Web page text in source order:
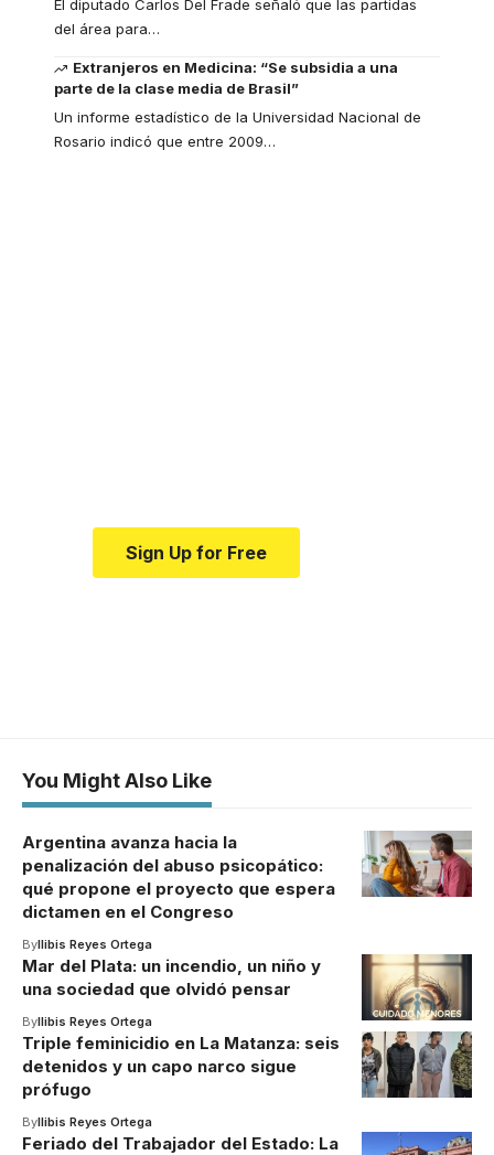
El diputado Carlos Del Frade señaló que las partidas
del área para…
Extranjeros en Medicina: “Se subsidia a una
parte de la clase media de Brasil”
Un informe estadístico de la Universidad Nacional de
Rosario indicó que entre 2009…
Sign Up for Free
You Might Also Like
Argentina avanza hacia la
penalización del abuso psicopático:
qué propone el proyecto que espera
dictamen en el Congreso
ByIlibis Reyes Ortega
Mar del Plata: un incendio, un niño y
una sociedad que olvidó pensar
ByIlibis Reyes Ortega
Triple feminicidio en La Matanza: seis
detenidos y un capo narco sigue
prófugo
ByIlibis Reyes Ortega
Feriado del Trabajador del Estado: La